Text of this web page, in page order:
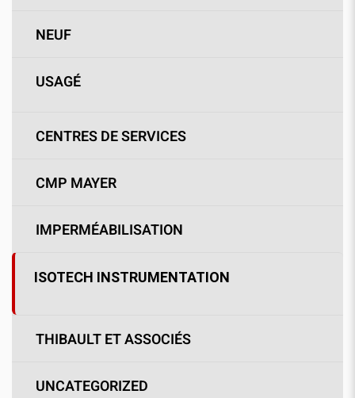
NEUF
USAGÉ
CENTRES DE SERVICES
CMP MAYER
IMPERMÉABILISATION
ISOTECH INSTRUMENTATION
THIBAULT ET ASSOCIÉS
UNCATEGORIZED